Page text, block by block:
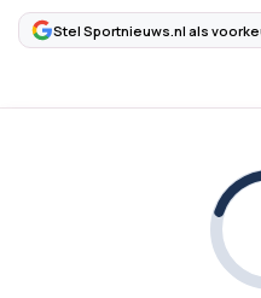
Stel Sportnieuws.nl als